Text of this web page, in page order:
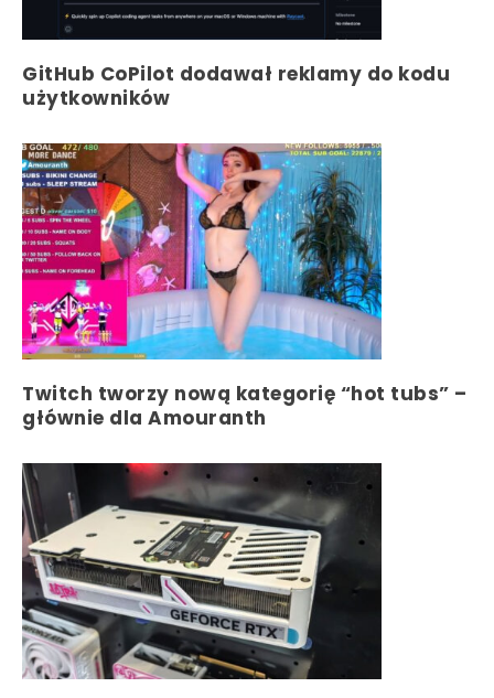
GitHub CoPilot dodawał reklamy do kodu
użytkowników
Twitch tworzy nową kategorię “hot tubs” –
głównie dla Amouranth